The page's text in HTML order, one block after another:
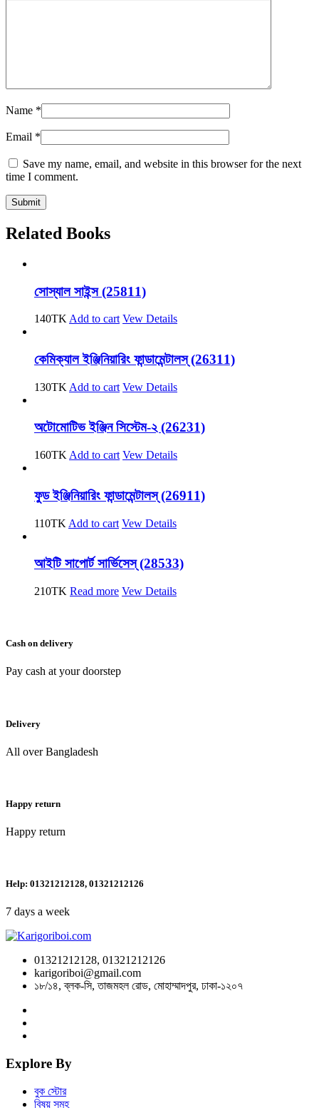
Name *
Email *
Save my name, email, and website in this browser for the next
time I comment.
Related Books
সোস্যাল সাইন্স (25811)
140TK Add to cart Vew Details
কেমিক্যাল ইঞ্জিনিয়ারিং ফান্ডামেন্টালস্ (26311)
130TK Add to cart Vew Details
অটোমোটিভ ইঞ্জিন সিস্টেম-২ (26231)
160TK Add to cart Vew Details
ফুড ইঞ্জিনিয়ারিং ফান্ডামেন্টালস্ (26911)
110TK Add to cart Vew Details
আইটি সাপোর্ট সার্ভিসেস্ (28533)
210TK Read more Vew Details
Cash on delivery
Pay cash at your doorstep
Delivery
All over Bangladesh
Happy return
Happy return
Help: 01321212128, 01321212126
7 days a week
01321212128, 01321212126
karigoriboi@gmail.com
১৮/১৪, ব্লক-সি, তাজমহল রোড, মোহাম্মাদপুর, ঢাকা-১২০৭
Explore By
বুক স্টোর
বিষয় সমুহ